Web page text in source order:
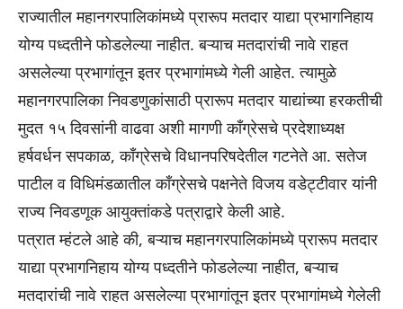
राज्यातील महानगरपालिकांमध्ये प्रारूप मतदार याद्या प्रभागनिहाय
योग्य पध्दतीने फोडलेल्या नाहीत. बऱ्याच मतदारांची नावे राहत
असलेल्या प्रभागांतून इतर प्रभागांमध्ये गेली आहेत. त्यामुळे
महानगरपालिका निवडणुकांसाठी प्रारूप मतदार याद्यांच्या हरकतीची
मुदत १५ दिवसांनी वाढवा अशी मागणी काँग्रेसचे प्रदेशाध्यक्ष
हर्षवर्धन सपकाळ, काँग्रेसचे विधानपरिषदेतील गटनेते आ. सतेज
पाटील व विधिमंडळातील काँग्रेसचे पक्षनेते विजय वडेट्टीवार यांनी
राज्य निवडणूक आयुक्तांकडे पत्राद्वारे केली आहे.
पत्रात म्हंटले आहे की, बऱ्याच महानगरपालिकांमध्ये प्रारूप मतदार
याद्या प्रभागनिहाय योग्य पध्दतीने फोडलेल्या नाहीत, बऱ्याच
मतदारांची नावे राहत असलेल्या प्रभागांतून इतर प्रभागांमध्ये गेलेली